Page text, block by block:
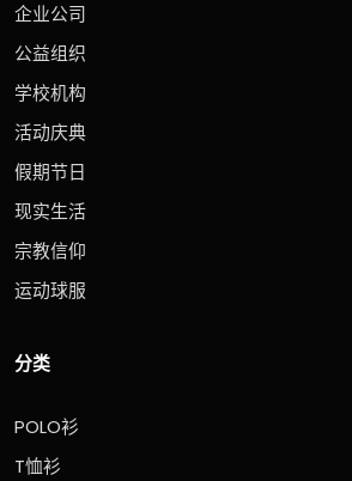
企业公司
公益组织
学校机构
活动庆典
假期节日
现实生活
宗教信仰
运动球服
分类
POLO衫
T恤衫